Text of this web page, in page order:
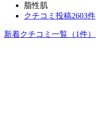
脂性肌
クチコミ投稿2603件
新着クチコミ一覧 （1件）